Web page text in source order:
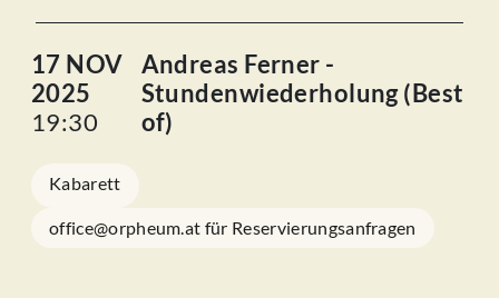
17 NOV
2025
19:30
Andreas Ferner -
Stundenwiederholung (Best
of)
Kabarett
office@orpheum.at für Reservierungsanfragen